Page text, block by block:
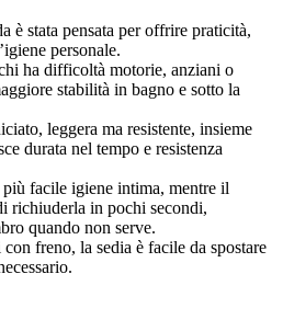
è stata pensata per offrire praticità,
personale.
ha difficoltà motorie, anziani o
stabilità in bagno e sotto la
leggera ma resistente, insieme
durata nel tempo e resistenza
facile igiene intima, mentre il
richiuderla in pochi secondi,
quando non serve.
freno, la sedia è facile da spostare